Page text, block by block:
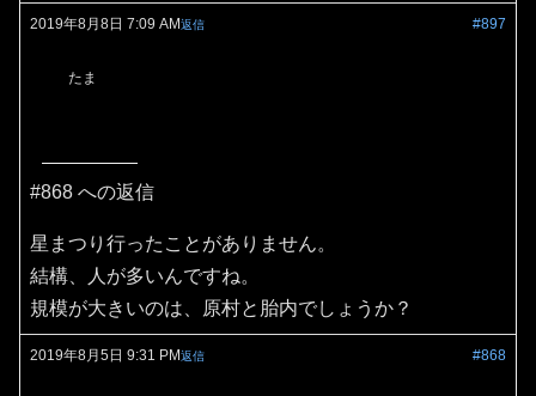
2019年8月8日 7:09 AM #897
返信
たま
#868 への返信
星まつり行ったことがありません。
結構、人が多いんですね。
規模が大きいのは、原村と胎内でしょうか？
2019年8月5日 9:31 PM #868
返信